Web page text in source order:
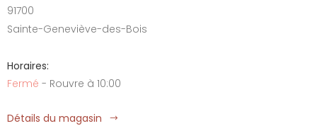
91700
Sainte-Geneviève-des-Bois
Horaires:
Fermé - Rouvre à 10:00
Détails du magasin